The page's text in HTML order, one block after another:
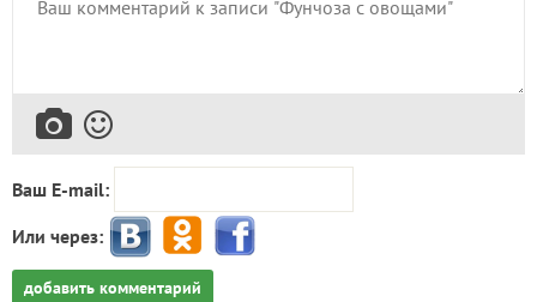
Ваш E-mail:
Или через:
добавить комментарий